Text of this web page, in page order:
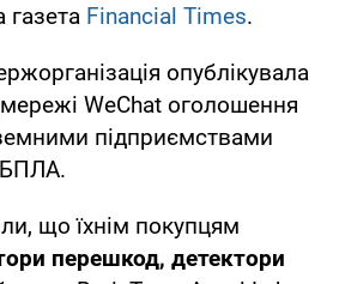
газета Financial Times.
опублікувала
WeChat оголошення
підприємствами
що їхнім покупцям
перешкод, детектори